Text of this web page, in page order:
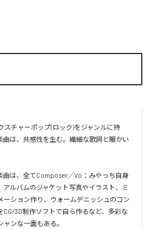
スチャーポップ(ロック)をジャンルに持
は、共感性を生む。繊細な歌詞と暖かい
曲は、全てComposer／Vo：みやっち自身
ルバムのジャケット写真やイラスト、ミ
ーション作り、ウォームデニッシュのコン
3D制作ソフトで自ら作るなど、多彩な
ンな一面もある。